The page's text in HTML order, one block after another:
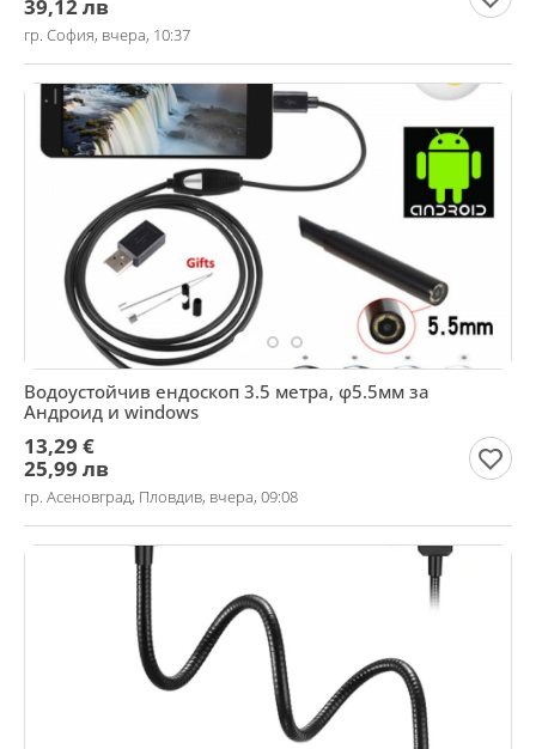
39,12 лв
гр. София, вчера, 10:37
Водоустойчив ендоскоп 3.5 метра, φ5.5мм за
Андроид и windows
13,29 €
25,99 лв
гр. Асеновград, Пловдив, вчера, 09:08